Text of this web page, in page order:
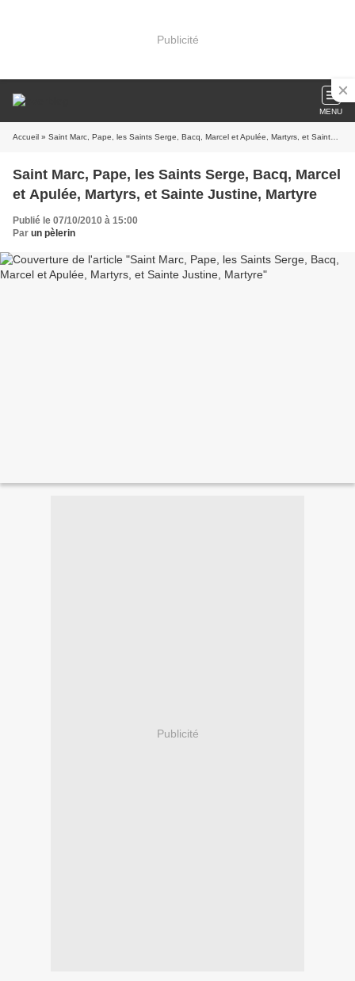
Publicité
MENU
Accueil » Saint Marc, Pape, les Saints Serge, Bacq, Marcel et Apulée, Martyrs, et Sainte Justine, Martyre
Saint Marc, Pape, les Saints Serge, Bacq, Marcel
et Apulée, Martyrs, et Sainte Justine, Martyre
Publié le 07/10/2010 à 15:00
Par un pèlerin
Publicité